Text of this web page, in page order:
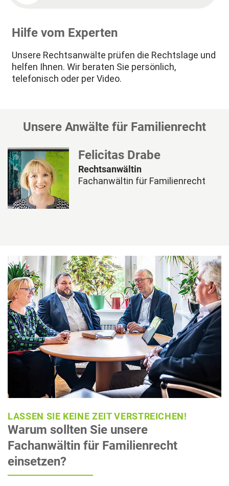
Hilfe vom Experten
Unsere Rechtsanwälte prüfen die Rechtslage und
helfen Ihnen. Wir beraten Sie persönlich,
telefonisch oder per Video.
Unsere Anwälte für Familienrecht
Felicitas Drabe
Rechtsanwältin
Fachanwältin für Familienrecht
LASSEN SIE KEINE ZEIT VERSTREICHEN!
Warum sollten Sie unsere
Fachanwältin für Familienrecht
einsetzen?